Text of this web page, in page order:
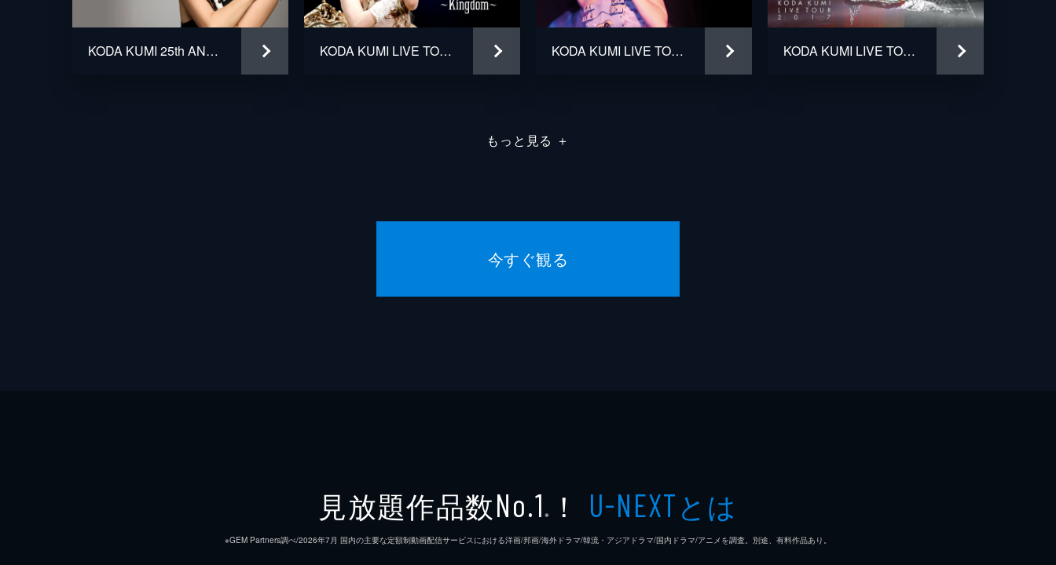
KODA KUMI 25th ANNIVERSARY TOUR 2025 ～De-CODE～ KODA KUMI LIVE TOUR 2008～Kingdom～ KODA KUMI LIVE TOUR 2024 ～BEST SINGLE KNIGHT～ KODA KUMI LIVE TOUR 2017 - W FACE -
もっと見る ＋
今すぐ観る
見放題作品数No.1 ※ ！ U-NEXTとは
※GEM Partners調べ/2026年7⽉ 国内の主要な定額制動画配信サービスにおける洋画/邦画/海外ドラマ/韓流・アジアドラマ/国内ドラマ/アニメを調査。別途、有料作品あり。